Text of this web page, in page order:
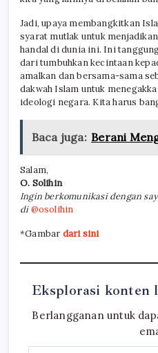
Jadi, upaya membangkitkan
syarat mutlak untuk
handal di dunia ini. Ini
dari tumbuhkan kecintaan
amalkan dan bersama-sama
dakwah Islam untuk
ideologi negara. Kita harus
Baca juga: Berani
Salam,
O. Solihin
Ingin berkomunikasidengan
di@osolihin
*Gambar dari sini
Eksplorasi konten
Berlangganan untuk
Ketikkan email Anda...